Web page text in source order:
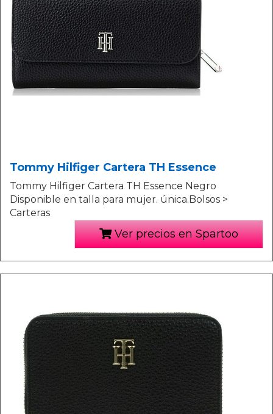
Tommy Hilfiger Cartera TH Essence
Tommy Hilfiger Cartera TH Essence Negro
Disponible en talla para mujer. única.Bolsos >
Carteras
Ver precios en Spartoo